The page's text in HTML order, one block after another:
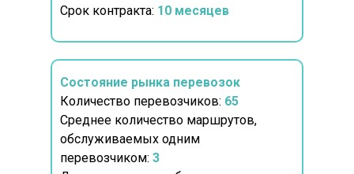
Состояние рынка перевозок
Количество перевозчиков: 65
Среднее количество маршрутов,
обслуживаемых одним
перевозчиком: 3
Срок контракта: 10 месяцев